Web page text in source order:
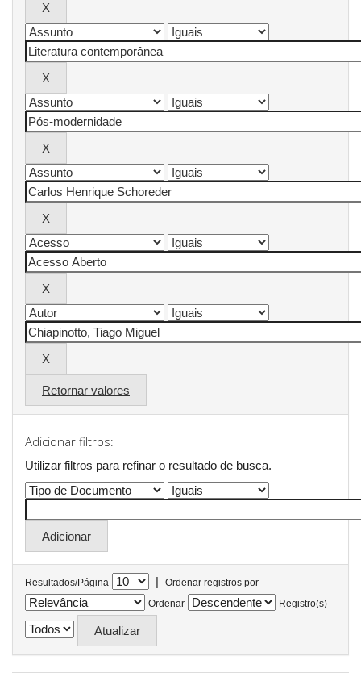
Retornar valores
Adicionar filtros:
Utilizar filtros para refinar o resultado de busca.
Resultados/Página |
Ordenar registros por
Ordenar
Registro(s)